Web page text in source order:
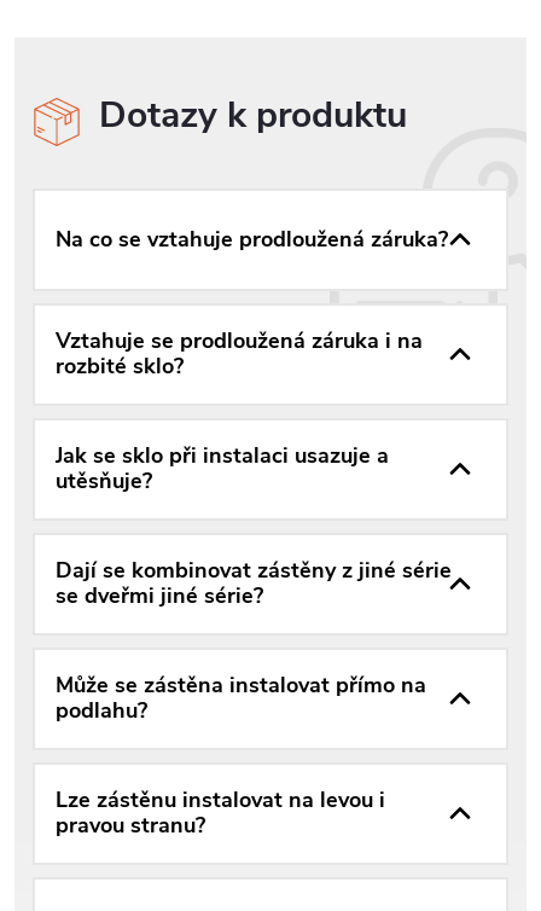
Dotazy k produktu
Na co se vztahuje prodloužená záruka?
Vztahuje se prodloužená záruka i na
rozbité sklo?
Jak se sklo při instalaci usazuje a
utěsňuje?
Dají se kombinovat zástěny z jiné série
se dveřmi jiné série?
Může se zástěna instalovat přímo na
podlahu?
Lze zástěnu instalovat na levou i
pravou stranu?